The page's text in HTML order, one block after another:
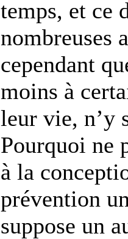
temps, et ce
nombreuses
cependant
moins à
leur vie, n’y
Pourquoi ne
à la
prévention
suppose un